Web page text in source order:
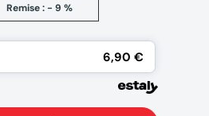
Remise : - 9 %
6,90 €